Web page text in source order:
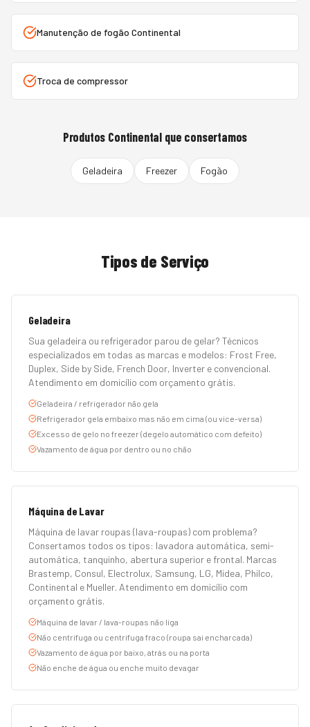
Manutenção de fogão Continental
Troca de compressor
Produtos Continental que consertamos
Geladeira Freezer Fogão
Tipos de Serviço
Geladeira
Sua geladeira ou refrigerador parou de gelar? Técnicos
especializados em todas as marcas e modelos: Frost Free,
Duplex, Side by Side, French Door, Inverter e convencional.
Atendimento em domicílio com orçamento grátis.
Geladeira / refrigerador não gela
Refrigerador gela embaixo mas não em cima (ou vice-versa)
Excesso de gelo no freezer (degelo automático com defeito)
Vazamento de água por dentro ou no chão
Máquina de Lavar
Máquina de lavar roupas (lava-roupas) com problema?
Consertamos todos os tipos: lavadora automática, semi-
automática, tanquinho, abertura superior e frontal. Marcas
Brastemp, Consul, Electrolux, Samsung, LG, Midea, Philco,
Continental e Mueller. Atendimento em domicílio com
orçamento grátis.
Máquina de lavar / lava-roupas não liga
Não centrifuga ou centrifuga fraco (roupa sai encharcada)
Vazamento de água por baixo, atrás ou na porta
Não enche de água ou enche muito devagar